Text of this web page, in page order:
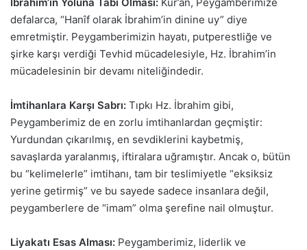
defalarca, “Hanîf olarak İbrahim’in dinine uy” diye
emretmiştir. Peygamberimizin hayatı, putperestliğe ve
şirke karşı verdiği Tevhid mücadelesiyle, Hz. İbrahim’in
mücadelesinin bir devamı niteliğindedir.
İmtihanlara Karşı Sabrı: Tıpkı Hz. İbrahim gibi,
Peygamberimiz de en zorlu imtihanlardan geçmiştir:
Yurdundan çıkarılmış, en sevdiklerini kaybetmiş,
savaşlarda yaralanmış, iftiralara uğramıştır. Ancak o, bütün
bu “kelimelerle” imtihanı, tam bir teslimiyetle “eksiksiz
yerine getirmiş” ve bu sayede sadece insanlara değil,
peygamberlere de “imam” olma şerefine nail olmuştur.
Liyakatı Esas Alması: Peygamberimiz, liderlik ve